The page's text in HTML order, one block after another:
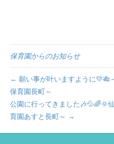
保育園からのお知らせ
← 願い事が叶いますように💛🎋
保育園長町～
公園に行ってきました🎶💦🌈🌞
育園あすと長町～ →